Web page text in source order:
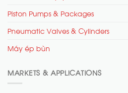
Piston Pumps & Packages
Pneumatic Valves & Cylinders
Máy ép bùn
MARKETS & APPLICATIONS